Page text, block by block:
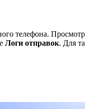
телефона.
Логи отправок. Для